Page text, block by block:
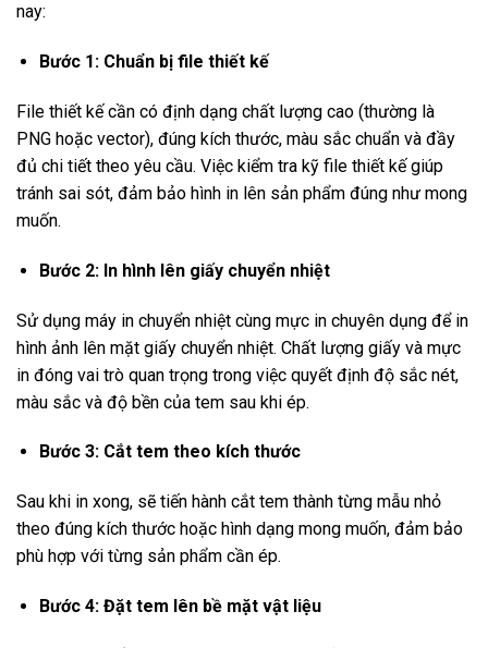
nay:
Bước 1: Chuẩn bị file thiết kế
File thiết kế cần có định dạng chất lượng cao (thường là
PNG hoặc vector), đúng kích thước, màu sắc chuẩn và đầy
đủ chi tiết theo yêu cầu. Việc kiểm tra kỹ file thiết kế giúp
tránh sai sót, đảm bảo hình in lên sản phẩm đúng như mong
muốn.
Bước 2: In hình lên giấy chuyển nhiệt
Sử dụng máy in chuyển nhiệt cùng mực in chuyên dụng để in
hình ảnh lên mặt giấy chuyển nhiệt. Chất lượng giấy và mực
in đóng vai trò quan trọng trong việc quyết định độ sắc nét,
màu sắc và độ bền của tem sau khi ép.
Bước 3: Cắt tem theo kích thước
Sau khi in xong, sẽ tiến hành cắt tem thành từng mẫu nhỏ
theo đúng kích thước hoặc hình dạng mong muốn, đảm bảo
phù hợp với từng sản phẩm cần ép.
Bước 4: Đặt tem lên bề mặt vật liệu